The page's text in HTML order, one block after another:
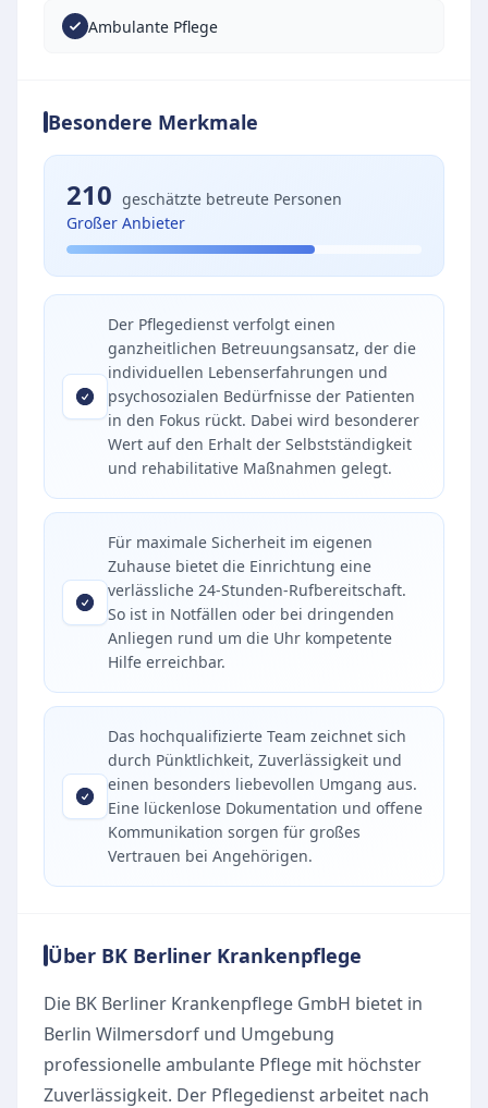
Ambulante Pflege
Besondere Merkmale
210 geschätzte betreute Personen
Großer Anbieter
Der Pflegedienst verfolgt einen
ganzheitlichen Betreuungsansatz, der die
individuellen Lebenserfahrungen und
psychosozialen Bedürfnisse der Patienten
in den Fokus rückt. Dabei wird besonderer
Wert auf den Erhalt der Selbstständigkeit
und rehabilitative Maßnahmen gelegt.
Für maximale Sicherheit im eigenen
Zuhause bietet die Einrichtung eine
verlässliche 24-Stunden-Rufbereitschaft.
So ist in Notfällen oder bei dringenden
Anliegen rund um die Uhr kompetente
Hilfe erreichbar.
Das hochqualifizierte Team zeichnet sich
durch Pünktlichkeit, Zuverlässigkeit und
einen besonders liebevollen Umgang aus.
Eine lückenlose Dokumentation und offene
Kommunikation sorgen für großes
Vertrauen bei Angehörigen.
Über BK Berliner Krankenpflege
Die BK Berliner Krankenpflege GmbH bietet in
Berlin Wilmersdorf und Umgebung
professionelle ambulante Pflege mit höchster
Zuverlässigkeit. Der Pflegedienst arbeitet nach